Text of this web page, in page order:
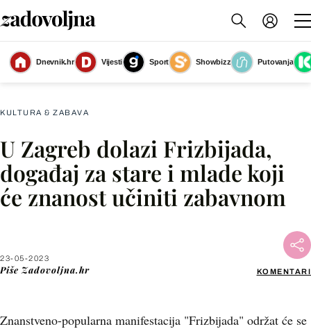
Dnevnik.hr Vijesti Sport Showbizz
Putovanja
Slika nije dostupna
KULTURA & ZABAVA
U Zagreb dolazi Frizbijada,
događaj za stare i mlade koji
će znanost učiniti zabavnom
23-05-2023
Piše Zadovoljna.hr KOMENTARI
Znanstveno-popularna manifestacija "Frizbijada" održat će se
Facebook
X